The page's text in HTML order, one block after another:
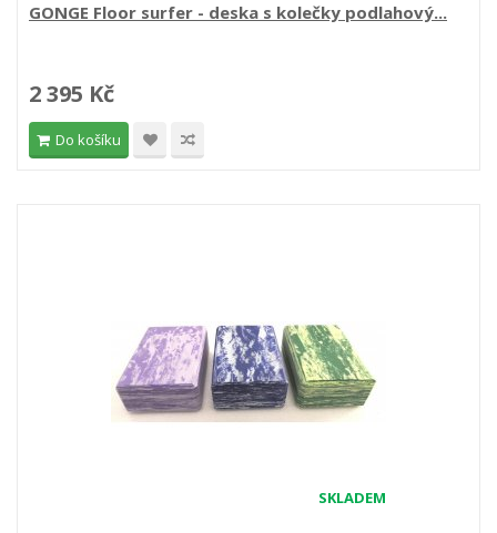
GONGE Floor surfer - deska s kolečky podlahový...
2 395 Kč
Do košíku
SKLADEM